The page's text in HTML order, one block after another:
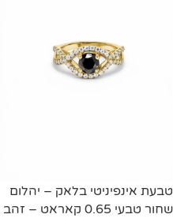
טבעת אינפיניטי בלאק – יהלום
שחור טבעי 0.65 קאראט – זהב